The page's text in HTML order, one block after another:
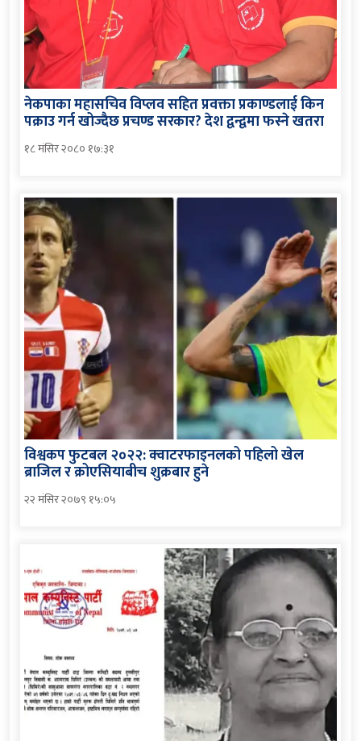
नेकपाका महासचिव विप्लव सहित प्रवक्ता प्रकाण्डलाई किन
पक्राउ गर्न खोज्दैछ प्रचण्ड सरकार? देश द्वन्द्वमा फस्ने खतरा
१८ मंसिर २०८० १७:३१
विश्वकप फुटबल २०२२: क्वाटरफाइनलको पहिलो खेल
ब्राजिल र क्रोएसियाबीच शुक्रबार हुने
२२ मंसिर २०७९ १५:०५